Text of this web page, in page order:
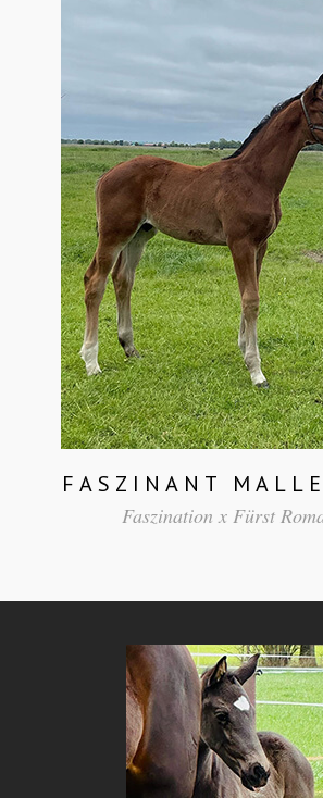
FASZINANT
Faszination x Fürst